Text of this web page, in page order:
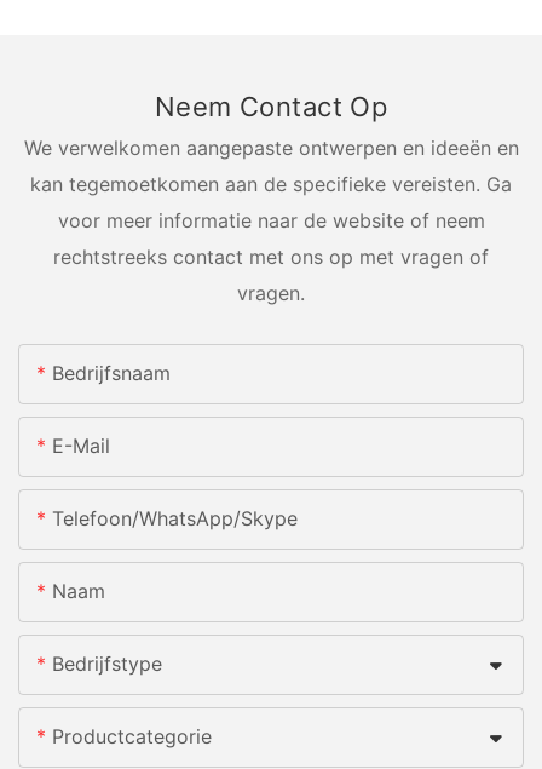
Neem Contact Op
We verwelkomen aangepaste ontwerpen en ideeën en
kan tegemoetkomen aan de specifieke vereisten. Ga
voor meer informatie naar de website of neem
rechtstreeks contact met ons op met vragen of
vragen.
Bedrijfsnaam
E-Mail
Telefoon/WhatsApp/Skype
Naam
Bedrijfstype
Productcategorie